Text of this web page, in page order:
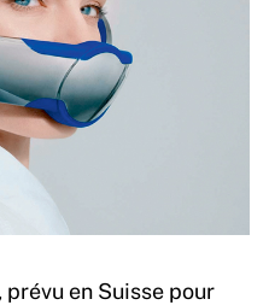
en Suisse pour